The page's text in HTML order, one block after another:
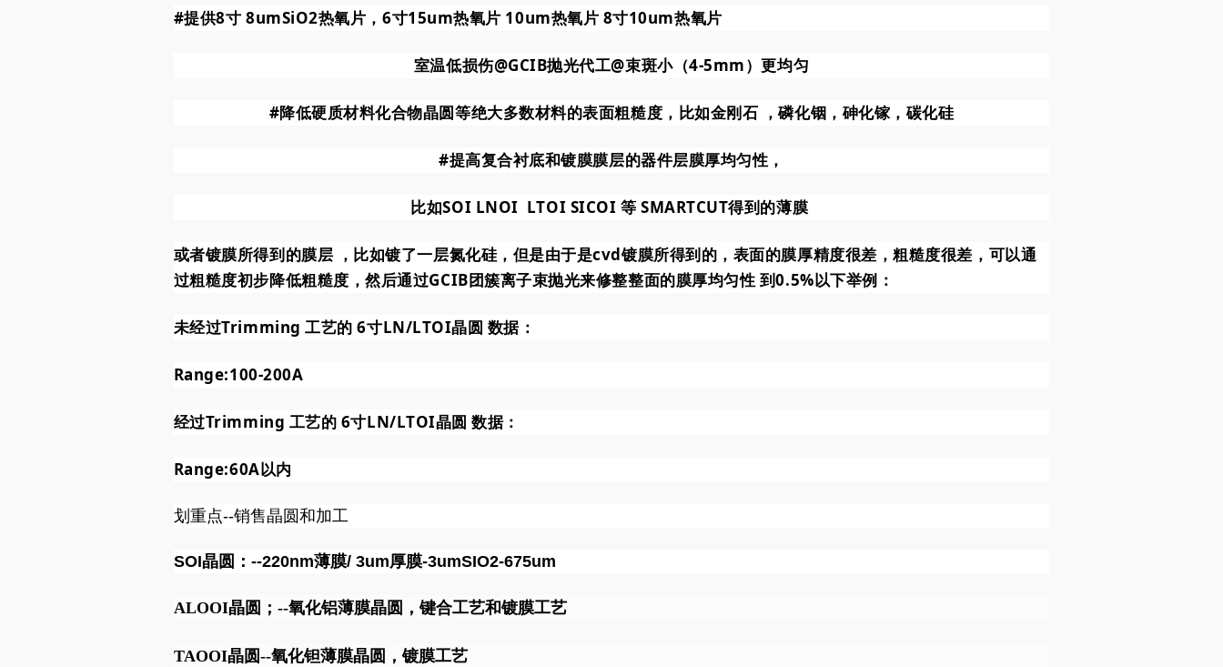
#提供8寸 8umSiO2热氧片，6寸15um热氧片 10um热氧片 8寸10um热氧片
室温低损伤@GCIB抛光代工@束斑小（4-5mm）更均匀
#降低硬质材料化合物晶圆等绝大多数材料的表面粗糙度 ，比如金刚石 ，磷化铟，砷化镓，碳化硅
#提高复合衬底和镀膜膜层的器件层膜厚均匀性，
比如SOI LNOI LTOI SICOI 等 SMARTCUT得到的薄膜
或者镀膜所得到的膜层 ，比如镀了一层氮化硅，但是由于是cvd镀膜所得到的，表面的膜厚精度很差，粗糙度很差，可以通
过粗糙度初步降低粗糙度，然后通过GCIB团簇离子束抛光来修整整面的膜厚均匀性 到0.5%以下举例：
未经过Trimming 工艺的 6寸LN/LTOI晶圆 数据：
Range:100-200A
经过Trimming 工艺的 6寸LN/LTOI晶圆 数据：
Range:60A以内
划重点--销售晶圆和加工
SOI晶圆：--220nm薄膜/ 3um厚膜-3umSIO2-675um
ALOOI晶圆 ；--氧化铝薄膜晶圆 ，键合工艺和镀膜工艺
TAOOI晶圆--氧化钽薄膜晶圆 ，镀膜工艺